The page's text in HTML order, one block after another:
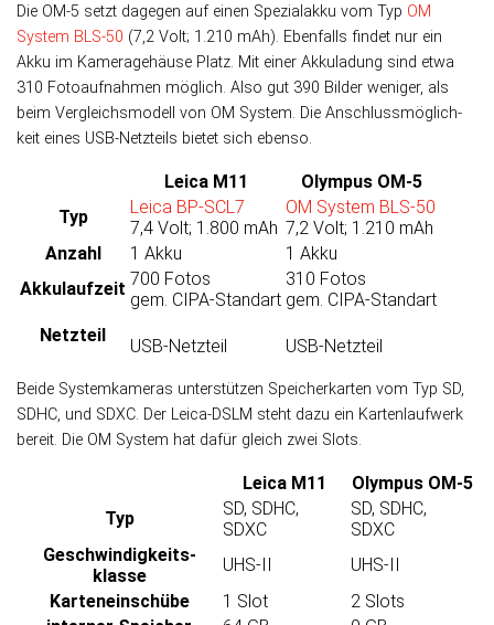
Die OM-5 setzt dagegen auf einen Spezial­akku vom Typ OM
System BLS-50 (7,2 Volt; 1.210 mAh). Eben­falls fin­det nur ein
Akku im Kamera­ge­häuse Platz. Mit einer Akku­la­dung sind etwa
310 Foto­auf­nah­men mög­lich. Also gut 390 Bilder weni­ger, als
beim Ver­gleichs­modell von OM System. Die An­schluss­mög­lich­
keit eines USB-Netz­teils bietet sich ebenso.
Leica M11
Olympus OM-5
Typ
Leica BP-SCL7
7,4 Volt; 1.800 mAh
OM System BLS-50
7,2 Volt; 1.210 mAh
Anzahl
1 Akku
1 Akku
Akku­laufzeit 700 Fotos
gem. CIPA-Standart
310 Fotos
gem. CIPA-Standart
Netzteil
USB-Netzteil USB-Netzteil
Beide Systemkameras unter­stüt­zen Spei­cher­kar­ten vom Typ SD,
SDHC, und SDXC. Der Leica-DSLM steht dazu ein Karten­lauf­werk
bereit. Die OM System hat da­für gleich zwei Slots.
Leica M11
Olympus OM-5
Typ
SD, SDHC,
SDXC
SD, SDHC,
SDXC
Geschwindig­keits­
klasse
UHS-II
UHS-II
Karten­einschübe
1 Slot
2 Slots